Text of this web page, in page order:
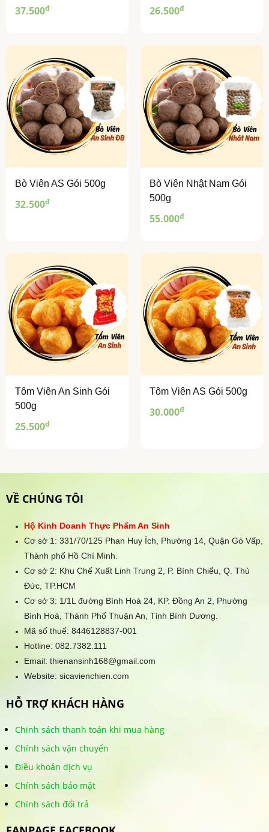
37.500đ 26.500đ
Bò Viên AS Gói 500g
32.500đ
Bò Viên Nhật Nam Gói
500g
55.000đ
Tôm Viên An Sinh Gói
500g
25.500đ
Tôm Viên AS Gói 500g
30.000đ
VỀ CHÚNG TÔI
Hộ Kinh Doanh Thực Phẩm An Sinh
Cơ sở 1: 331/70/125 Phan Huy Ích, Phường 14, Quận Gò Vấp,
Thành phố Hồ Chí Minh.
Cơ sở 2: Khu Chế Xuất Linh Trung 2, P. Bình Chiểu, Q. Thủ
Đức, TP.HCM
Cơ sở 3: 1/1L đường Bình Hoà 24, KP. Đồng An 2, Phường
Bình Hoà, Thành Phố Thuận An, Tỉnh Bình Dương.
Mã số thuế: 8446128837-001
Hotline: 082.7382.111
Email: thienansinh168@gmail.com
Website: sicavienchien.com
HỖ TRỢ KHÁCH HÀNG
Chinh sách thanh toán khi mua hàng
Chính sách vận chuyển
Điều khoản dịch vụ
Chính sách bảo mật
Chính sách đổi trả